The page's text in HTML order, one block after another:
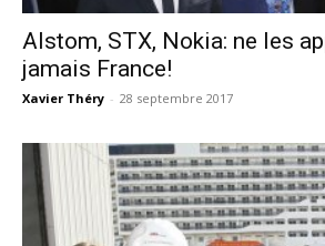
Alstom, STX, Nokia: ne les
jamais France!
Xavier Théry - 28 septembre 2017